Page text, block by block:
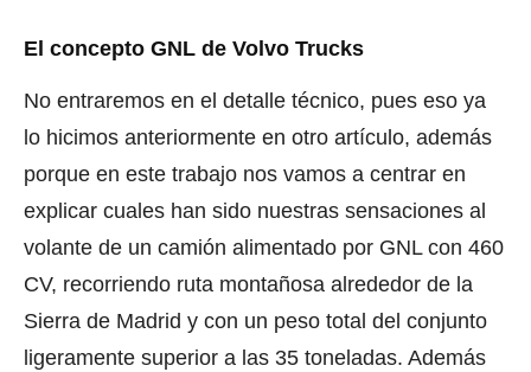
El concepto GNL de Volvo Trucks
No entraremos en el detalle técnico, pues eso ya
lo hicimos anteriormente en otro artículo, además
porque en este trabajo nos vamos a centrar en
explicar cuales han sido nuestras sensaciones al
volante de un camión alimentado por GNL con 460
CV, recorriendo ruta montañosa alrededor de la
Sierra de Madrid y con un peso total del conjunto
ligeramente superior a las 35 toneladas. Además